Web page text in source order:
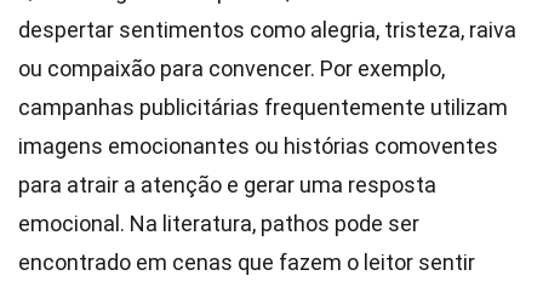
despertar sentimentos como alegria, tristeza, raiva
ou compaixão para convencer. Por exemplo,
campanhas publicitárias frequentemente utilizam
imagens emocionantes ou histórias comoventes
para atrair a atenção e gerar uma resposta
emocional. Na literatura, pathos pode ser
encontrado em cenas que fazem o leitor sentir